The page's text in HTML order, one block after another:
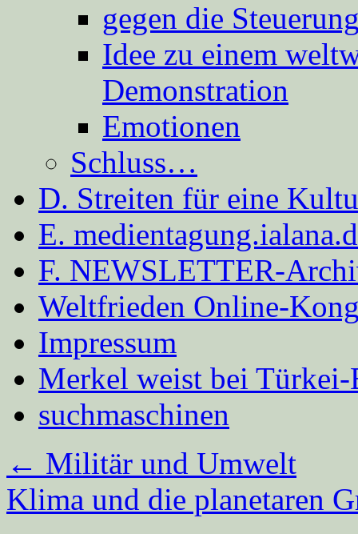
gegen die
Idee zu einem
Demonstration
Emotionen
Schluss…
D. Streiten für eine
E.
F. NEWSLETTER-
Weltfrieden Online-
Impressum
Merkel weist bei
suchmaschinen
← Militär und Umwelt
Klima und die planetaren